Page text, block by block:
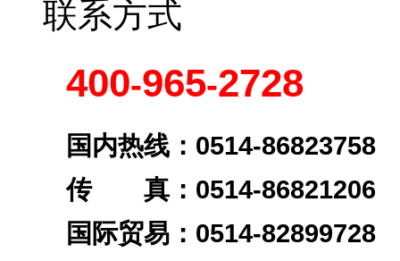
联系方式
400-965-2728
国内热线：0514-86823758
传 真：0514-86821206
国际贸易：0514-82899728